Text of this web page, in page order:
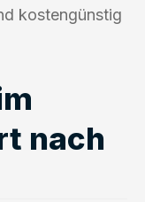
kostengünstig
nach